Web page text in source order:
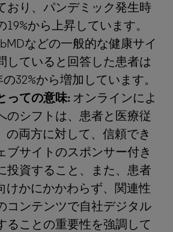
おり、パンデミック発生時
19%から上昇しています。
などの一般的な健康サイ
していると回答した患者は
32%から増加しています。
っての意味: オンラインによ
のシフトは、患者と医療従
の両方に対して、信頼でき
ブサイトのスポンサー付き
投資すること、また、患者
けかにかかわらず、関連性
コンテンツで自社デジタル
ることの重要性を強調して